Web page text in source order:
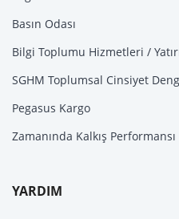
Basın Odası
Bilgi Toplumu Hizmetleri /
SGHM Toplumsal Cinsiyet
Pegasus Kargo
Zamanında Kalkış Performansı
YARDIM